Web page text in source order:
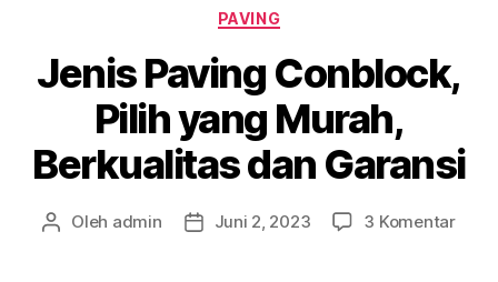
Kategori
PAVING
Jenis Paving Conblock,
Pilih yang Murah,
Berkualitas dan Garansi
Penulis
Oleh admin
Tanggal
Juni 2, 2023 3 Komentarpada